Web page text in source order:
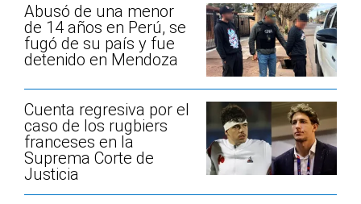
Abusó de una menor
de 14 años en Perú, se
fugó de su país y fue
detenido en Mendoza
Cuenta regresiva por el
caso de los rugbiers
franceses en la
Suprema Corte de
Justicia